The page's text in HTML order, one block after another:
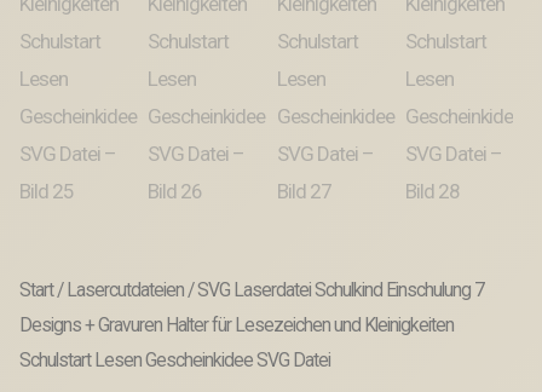
Start/Lasercutdateien/ SVG Laserdatei Schulkind Einschulung 7
Designs + Gravuren Halter für Lesezeichen und Kleinigkeiten
Schulstart Lesen Gescheinkidee SVG Datei